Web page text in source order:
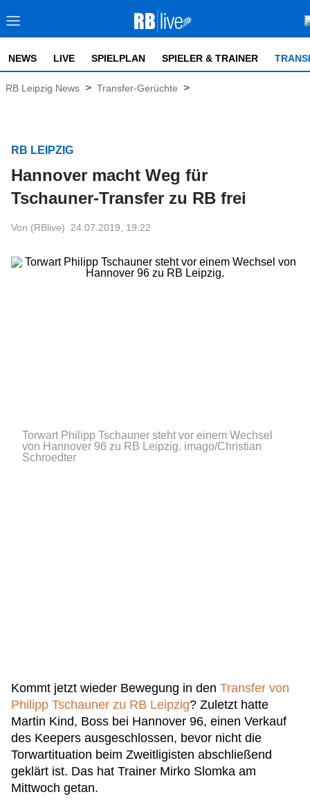
NEWS LIVE SPIELPLAN SPIELER & TRAINER
RB Leipzig News > Transfer-Gerüchte >
RB LEIPZIG
Hannover macht Weg für
Tschauner-Transfer zu RB frei
Von (RBlive) 24.07.2019, 19:22
Torwart Philipp Tschauner steht vor einem Wechsel
von Hannover 96 zu RB Leipzig. imago/Christian
Schroedter
Kommt jetzt wieder Bewegung in den Transfer von
Philipp Tschauner zu RB Leipzig? Zuletzt hatte
Martin Kind, Boss bei Hannover 96, einen Verkauf
des Keepers ausgeschlossen, bevor nicht die
Torwartituation beim Zweitligisten abschließend
geklärt ist. Das hat Trainer Mirko Slomka am
Mittwoch getan.